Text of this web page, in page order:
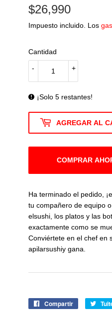
$26,990
Impuesto incluido. Los
Cantidad
+
-
¡Solo 5 restantes!
AGREGAR AL
COMPRAR
Ha terminado el pedido,
tu compañero de equipo
elsushi, los platos y las
exactamente como se
Conviértete en el chef en
apilarsushiy gana.
Compartir
Compartir